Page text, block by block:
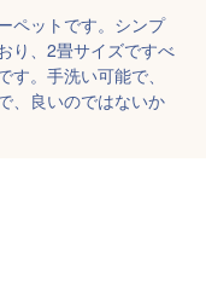
ペットです。シンプ
り、2畳サイズですべ
。手洗い可能で、
、良いのではないか